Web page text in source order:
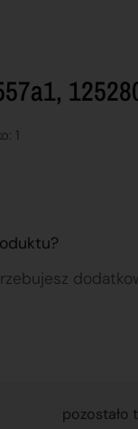
1
pozostało